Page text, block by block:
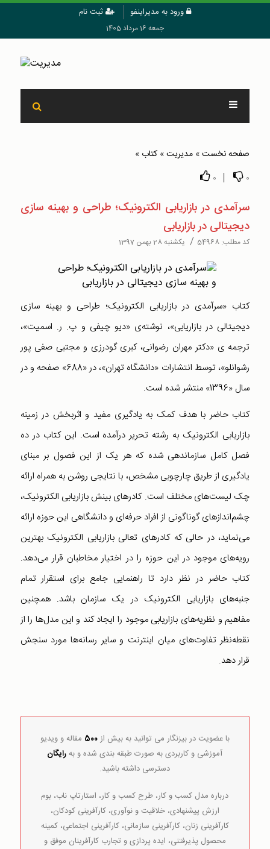
ورود به مدیراینفو ثبت نام
جمعه 16 مرداد 1405
صفحه نخست» مدیریت» کتاب »
0
|
0
سرآمدی در بازاریابی الکترونیک؛ طراحی و بهینه سازی
دیجیتالی در بازاریابی
کد مطلب: 54968
/ یکشنبه 28 بهمن 1397
کتاب «سرآمدی در بازاریابی الکترونیک؛ طراحی و بهینه سازی
دیجیتالی در بازاریابی»، نوشته‌ی «دیو چیفی و پ. ر. اسمیت»،
ترجمه ی «دکتر مهران رضوانی، کبری گودرزی و مجتبی صفی پور
رشوانلو»، توسط انتشارات «دانشگاه تهران»، در «688» صفحه و در
سال «1396» منتشر شده است.
کتاب حاضر با هدف کمک به یادگیری مفید و اثربخش در زمینه
بازاریابی الکترونیک به رشته تحریر درآمده است. این کتاب در ده
فصل کامل سازماندهی شده که هر یک از این فصول بر مبنای
یادگیری از طریق چارچوبی مشخص، با نتایجی روشن به همراه ارائه
چک لیست‌های مختلف است. کادرهای بینش بازاریابی الکترونیک،
چشم‌اندازهای گوناگونی از افراد حرفه‌ای و دانشگاهی این حوزه ارائه
می‌نماید، در حالی که کادرهای تعالی بازاریابی الکترونیک بهترین
رویه‌های موجود در این حوزه را در اختیار مخاطبان قرار می‌دهد.
کتاب حاضر در نظر دارد تا راهنمایی جامع برای استقرار تمام
جنبه‌های بازاریابی الکترونیک در یک سازمان باشد. همچنین
مفاهیم و نظریه‌های بازاریابی موجود را ایجاد کند و این مدل‌ها را از
نقطه‌نظر تفاوت‌های میان اینترنت و سایر رسانه‌ها مورد سنجش
قرار دهد.
با عضویت در بیزنگار می توانید به بیش از500 مقاله و ویدیو
آموزشی و کاربردی به صورت طبقه بندی شده و بهرایگان
دسترسی داشته باشید.
درباره مدل کسب و کار، طرح کسب و کار، استارتاپ ناب، بوم
ارزش پیشنهادی، خلاقیت و نوآوری، کارآفرینی کودکان،
کارآفرینی زنان، کارآفرینی سازمانی، کارآفرینی اجتماعی، کمینه
محصول پذیرفتنی، ایده پردازی و تجارب کارآفرینان موفق و